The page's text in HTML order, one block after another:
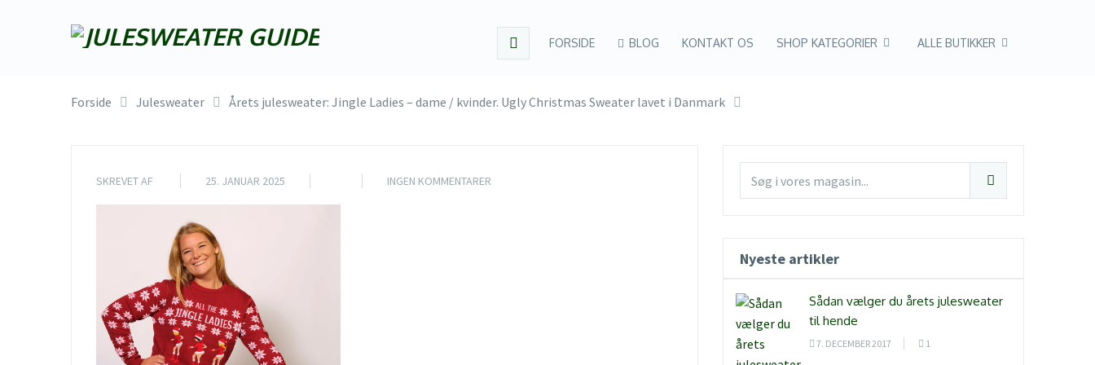
FORSIDE BLOG KONTAKT OS SHOP KATEGORIER ALLE BUTIKKER
Forside Julesweater Årets julesweater: Jingle Ladies – dame / kvinder. Ugly Christmas Sweater lavet i Danmark
SKREVET AF 25. JANUAR 2025 INGEN KOMMENTARER
Nyeste artikler
Sådan vælger du årets julesweater
til hende
7. DECEMBER 2017 1